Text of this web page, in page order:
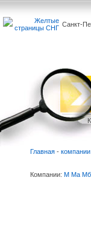
Санкт-
Главная - компании
Компании: М Ма Мб